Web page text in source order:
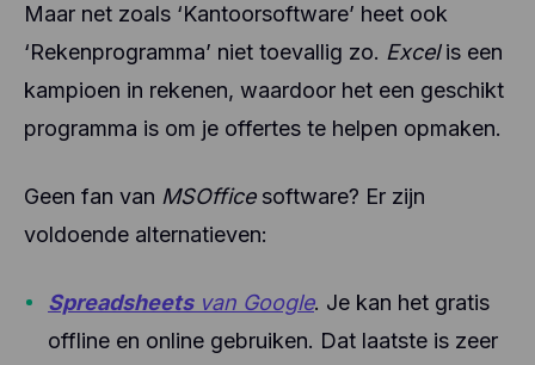
Maar net zoals ‘Kantoorsoftware’ heet ook
‘Rekenprogramma’ niet toevallig zo. Excelis een
kampioen in rekenen, waardoor het een geschikt
programma is om je offertes te helpen opmaken.
Geen fan van MSOfficesoftware? Er zijn
voldoende alternatieven:
Spreadsheetsvan Google. Je kan het gratis
offline en online gebruiken. Dat laatste is zeer